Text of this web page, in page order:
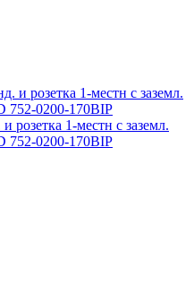
розетка 1-местн с заземл.
752-0200-170BIP